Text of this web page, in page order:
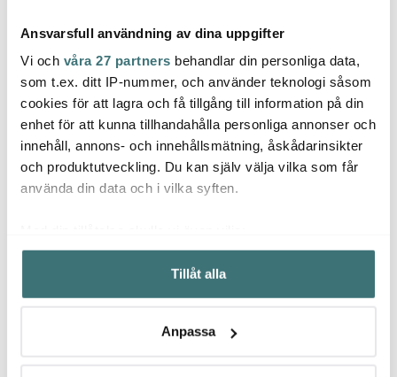
Ansvarsfull användning av dina uppgifter
Vi och våra 27 partners behandlar din personliga data,
som t.ex. ditt IP-nummer, och använder teknologi såsom
cookies för att lagra och få tillgång till information på din
enhet för att kunna tillhandahålla personliga annonser och
innehåll, annons- och innehållsmätning, åskådarinsikter
och produktutveckling. Du kan själv välja vilka som får
använda din data och i vilka syften.
Samla in information om din geografiska plats som
kan ha en noggrannhet på upp till flera meter
Identifiera din enhet genom att aktivt skanna den för
Ta reda på mer om hur dina personliga uppgifter
Tillåt alla
Anpassa
Modern House
bAYk Springform 22 och
24 cm 2-pack Mörkgrå
799 kr
Modern House
Kitchen Essentials
ribbform med galler 8 L
silver
699 kr
Låt dig inspireras av våra kunder